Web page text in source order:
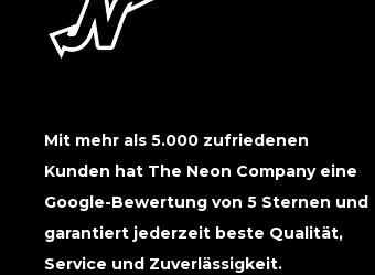
Mit mehr als 5.000 zufriedenen
Kunden hat The Neon Company eine
Google-Bewertung von 5 Sternen und
garantiert jederzeit beste Qualität,
Service und Zuverlässigkeit.